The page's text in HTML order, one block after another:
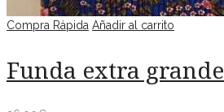
Compra Rápida Añadir al carrito
Funda extra grande